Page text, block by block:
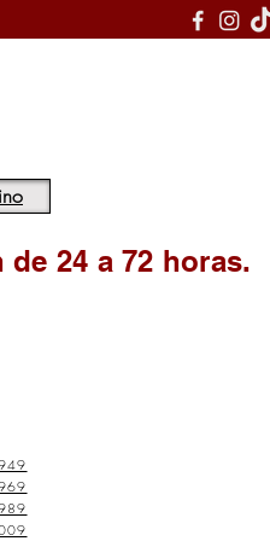
24 a 72 horas.